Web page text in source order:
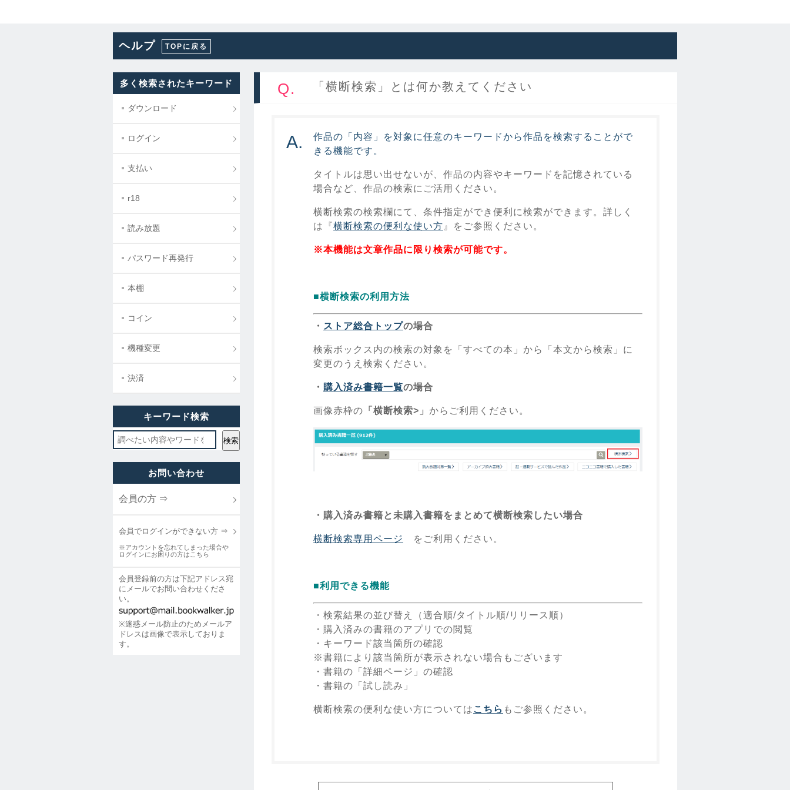
ヘルプ TOPに戻る
Q. 「横断検索」とは何か教えてください
A.
作品の「内容」を対象に任意のキーワードから作品を検索することがで
きる機能です。
タイトルは思い出せないが、作品の内容やキーワードを記憶されている
場合など、作品の検索にご活用ください。
横断検索の検索欄にて、条件指定ができ便利に検索ができます。詳しく
は『横断検索の便利な使い方 』をご参照ください。
※本機能は文章作品に限り検索が可能です。
■横断検索の利用方法
・ ストア総合トップの場合
検索ボックス内の検索の対象を「すべての本」から「本文から検索」に
変更のうえ検索ください。
・ 購入済み書籍一覧の場合
画像赤枠の 「横断検索>」 からご利用ください。
・購入済み書籍と未購入書籍をまとめて横断検索したい場合
横断検索専用ページ をご利用ください。
■利用できる機能
・検索結果の並び替え（適合順/タイトル順/リリース順）
・購入済みの書籍のアプリでの閲覧
・キーワード該当箇所の確認
※書籍により該当箇所が表示されない場合もございます
・書籍の「詳細ページ」の確認
・書籍の「試し読み」
横断検索の便利な使い方については こちら もご参照ください。
多く検索されたキーワード
ダウンロード
ログイン
支払い
r18
読み放題
パスワード再発行
本棚
コイン
機種変更
決済
キーワード検索
お問い合わせ
会員の方 ⇒
会員でログインができない方 ⇒
※アカウントを忘れてしまった場合や
ログインにお困りの方はこちら
会員登録前の方は下記アドレス宛
にメールでお問い合わせくださ
い。
※迷惑メール防止のためメールア
ドレスは画像で表示しておりま
す。